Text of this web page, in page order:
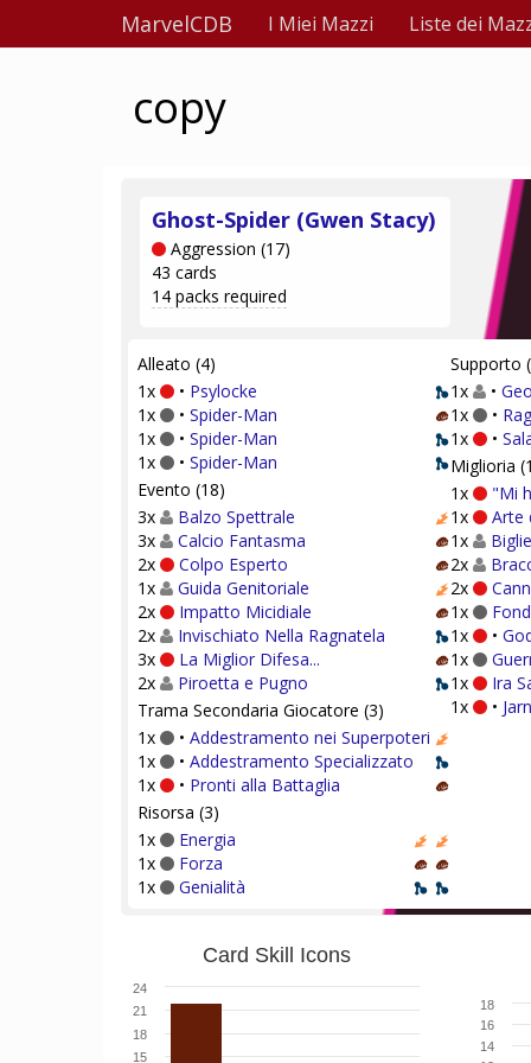
MarvelCDB I Miei Mazzi Liste dei
copy
Ghost-Spider (Gwen Stacy)
Aggression (17)
43 cards
14 packs required
Alleato (4)
1x
• Psylocke
1x
• Spider-Man
1x
• Spider-Man
1x
• Spider-Man
Evento (18)
3x
Balzo Spettrale
3x
Calcio Fantasma
2x
Colpo Esperto
1x
Guida Genitoriale
2x
Impatto Micidiale
2x
Invischiato Nella Ragnatela
3x
La Miglior Difesa...
2x
Piroetta e Pugno
Trama Secondaria Giocatore (3)
1x
• Addestramento nei Superpoteri
1x
• Addestramento Specializzato
1x
• Pronti alla Battaglia
Risorsa (3)
1x
Energia
1x
Forza
1x
Genialità
Supporto
1x
•
1x
•
1x
•
Miglioria
1x
"Mi
1x
Arte
1x
2x
2x
1x
1x
•
1x
1x
Ira
1x
•
Card Skill Icons
15
18
21
24
14
16
18